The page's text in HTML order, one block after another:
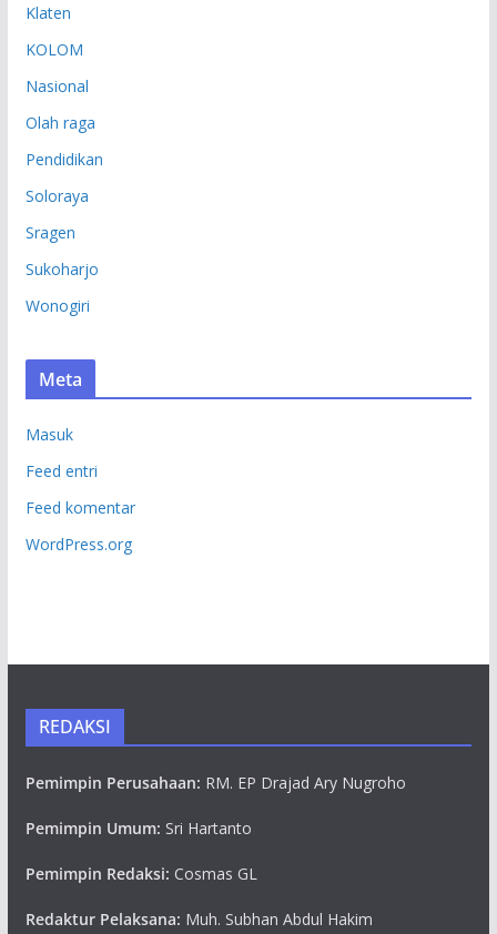
Klaten
KOLOM
Nasional
Olah raga
Pendidikan
Soloraya
Sragen
Sukoharjo
Wonogiri
Meta
Masuk
Feed entri
Feed komentar
WordPress.org
REDAKSI
Pemimpin Perusahaan: RM. EP Drajad Ary Nugroho
Pemimpin Umum: Sri Hartanto
Pemimpin Redaksi: Cosmas GL
Redaktur Pelaksana: Muh. Subhan Abdul Hakim